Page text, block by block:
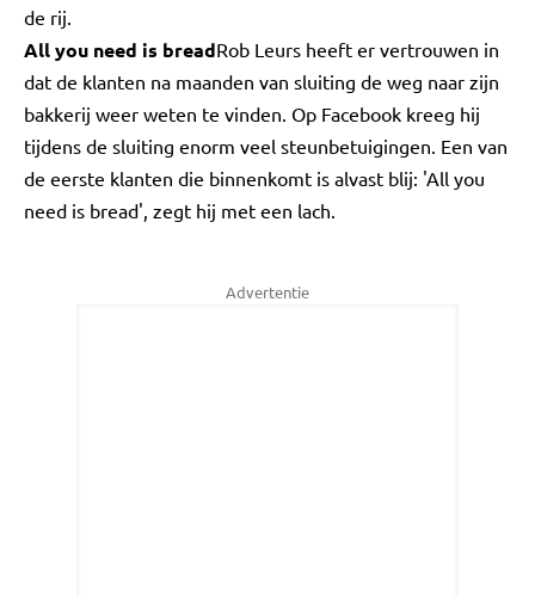
de rij.
All you need is breadRob Leurs heeft er vertrouwen in
dat de klanten na maanden van sluiting de weg naar zijn
bakkerij weer weten te vinden. Op Facebook kreeg hij
tijdens de sluiting enorm veel steunbetuigingen. Een van
de eerste klanten die binnenkomt is alvast blij: 'All you
need is bread', zegt hij met een lach.
Advertentie